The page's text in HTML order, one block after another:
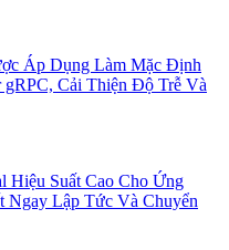
Áp Dụng Làm Mặc Định
gRPC, Cải Thiện Độ Trễ Và
Hiệu Suất Cao Cho Ứng
Ngay Lập Tức Và Chuyển